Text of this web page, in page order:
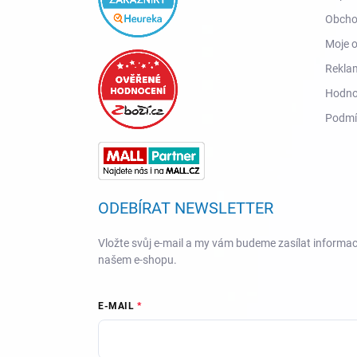
Moje
ODEBÍRAT NEWSLETTER
Vložte svůj e-mail a my vám budeme zasílat
našem e-shopu.
E-MAIL